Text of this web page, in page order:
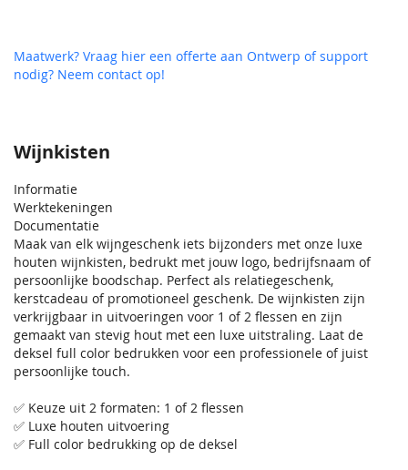
Wijnkisten
Informatie
Werktekeningen
Documentatie
Maak van elk wijngeschenk iets bijzonders met onze luxe
houten wijnkisten, bedrukt met jouw logo, bedrijfsnaam of
persoonlijke boodschap. Perfect als relatiegeschenk,
kerstcadeau of promotioneel geschenk. De wijnkisten zijn
verkrijgbaar in uitvoeringen voor 1 of 2 flessen en zijn
gemaakt van stevig hout met een luxe uitstraling. Laat de
deksel full color bedrukken voor een professionele of juist
persoonlijke touch.
✅ Keuze uit 2 formaten: 1 of 2 flessen
✅ Luxe houten uitvoering
✅ Full color bedrukking op de deksel
Maatwerk? Vraag hier een offerte aan Ontwerp of support
nodig? Neem contact op!